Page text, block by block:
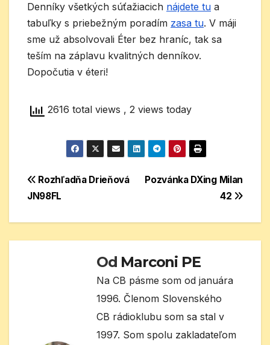
Denníky všetkých súťažiacich nájdete tu a
tabuľky s priebežným poradím zasa tu. V máji
sme už absolvovali Éter bez hraníc, tak sa
teším na záplavu kvalitných denníkov.
Dopočutia v éteri!
2616 total views , 2 views today
Navigácia
Pozvánka DXing Milan
42
Rozhľadňa Drieňová
JN98FL
Od Marconi PE
Na CB pásme som od januára
1996. Členom Slovenského
CB rádioklubu som sa stal v
1997. Som spolu zakladateľom